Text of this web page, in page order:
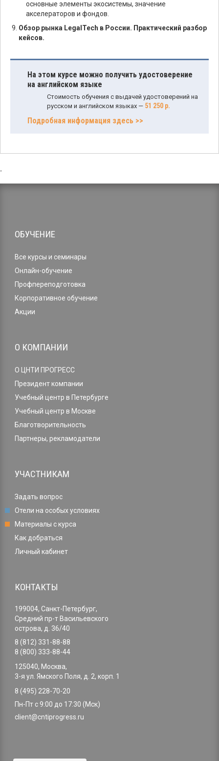
основные элементы экосистемы, значение
акселераторов и фондов.
Обзор рынка LegalTech в России. Практический разбор
кейсов.
На этом курсе можно получить удостоверение
на английском языке
Стоимость обучения с выдачей удостоверений на
русском и английском языках — 51 250 р.
Подробная информация здесь >>
ОБУЧЕНИЕ
Все курсы и семинары
Онлайн-обучение
Профпереподготовка
Корпоративное обучение
Акции
О КОМПАНИИ
О ЦНТИ ПРОГРЕСС
Президент компании
Учебный центр в Петербурге
Учебный центр в Москве
Благотворительность
Партнеры, рекламодатели
УЧАСТНИКАМ
Задать вопрос
Отели на особых условиях
Материалы с курса
Как добраться
Личный кабинет
КОНТАКТЫ
199004, Санкт-Петербург,
Средний пр-т Васильевского
острова, д. 36/40
8 (812) 331-88-88
8 (800) 333-88-44
125040, Москва,
3-я ул. Ямского Поля, д. 2, корп. 1
8 (495) 228-70-20
Пн-Пт с 9:00 до 17:30 (Мск)
client@cntiprogress.ru